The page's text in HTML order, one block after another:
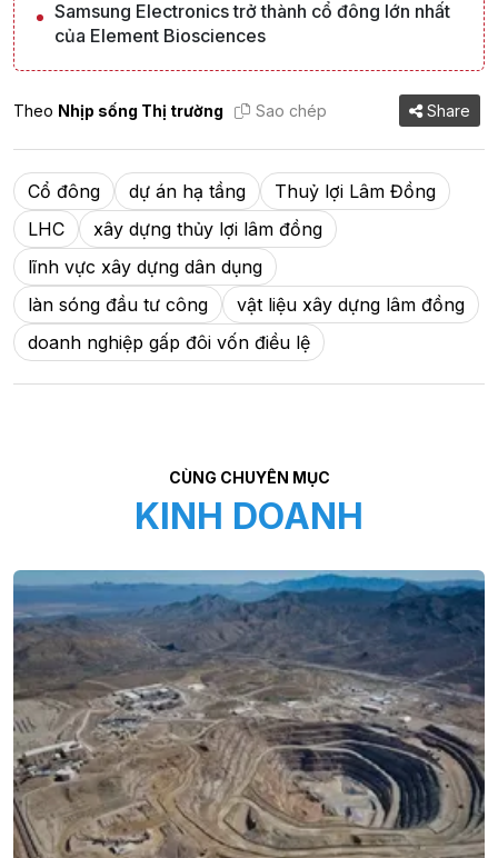
Samsung Electronics trở thành cổ đông lớn nhất
của Element Biosciences
Theo Nhịp sống Thị trường Sao chép Share
Cổ đông dự án hạ tầng
Thuỷ lợi Lâm Đồng
LHC
xây dựng thủy lợi lâm đồng
lĩnh vực xây dựng dân dụng
làn sóng đầu tư công
vật liệu xây dựng lâm đồng
doanh nghiệp gấp đôi vốn điều lệ
CÙNG CHUYÊN MỤC
KINH DOANH